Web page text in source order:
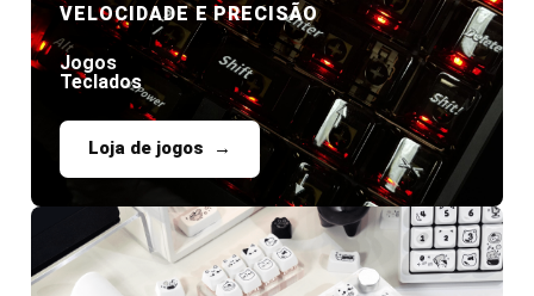
VELOCIDADE E PRECISÃO
Jogos
Teclados
Loja de jogos